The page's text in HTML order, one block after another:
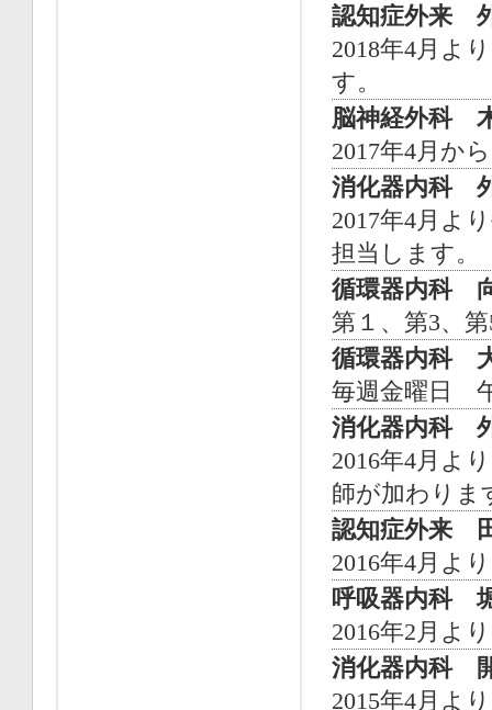
認知症外来
2018年4月よ
す。
脳神経外科
2017年4月か
消化器内科
2017年4月よ
担当します。
循環器内科
第１、第3、
循環器内科
毎週金曜日
消化器内科
2016年4月よ
師が加わりま
認知症外来
2016年4月よ
呼吸器内科
2016年2月よ
消化器内科
2015年4月よ